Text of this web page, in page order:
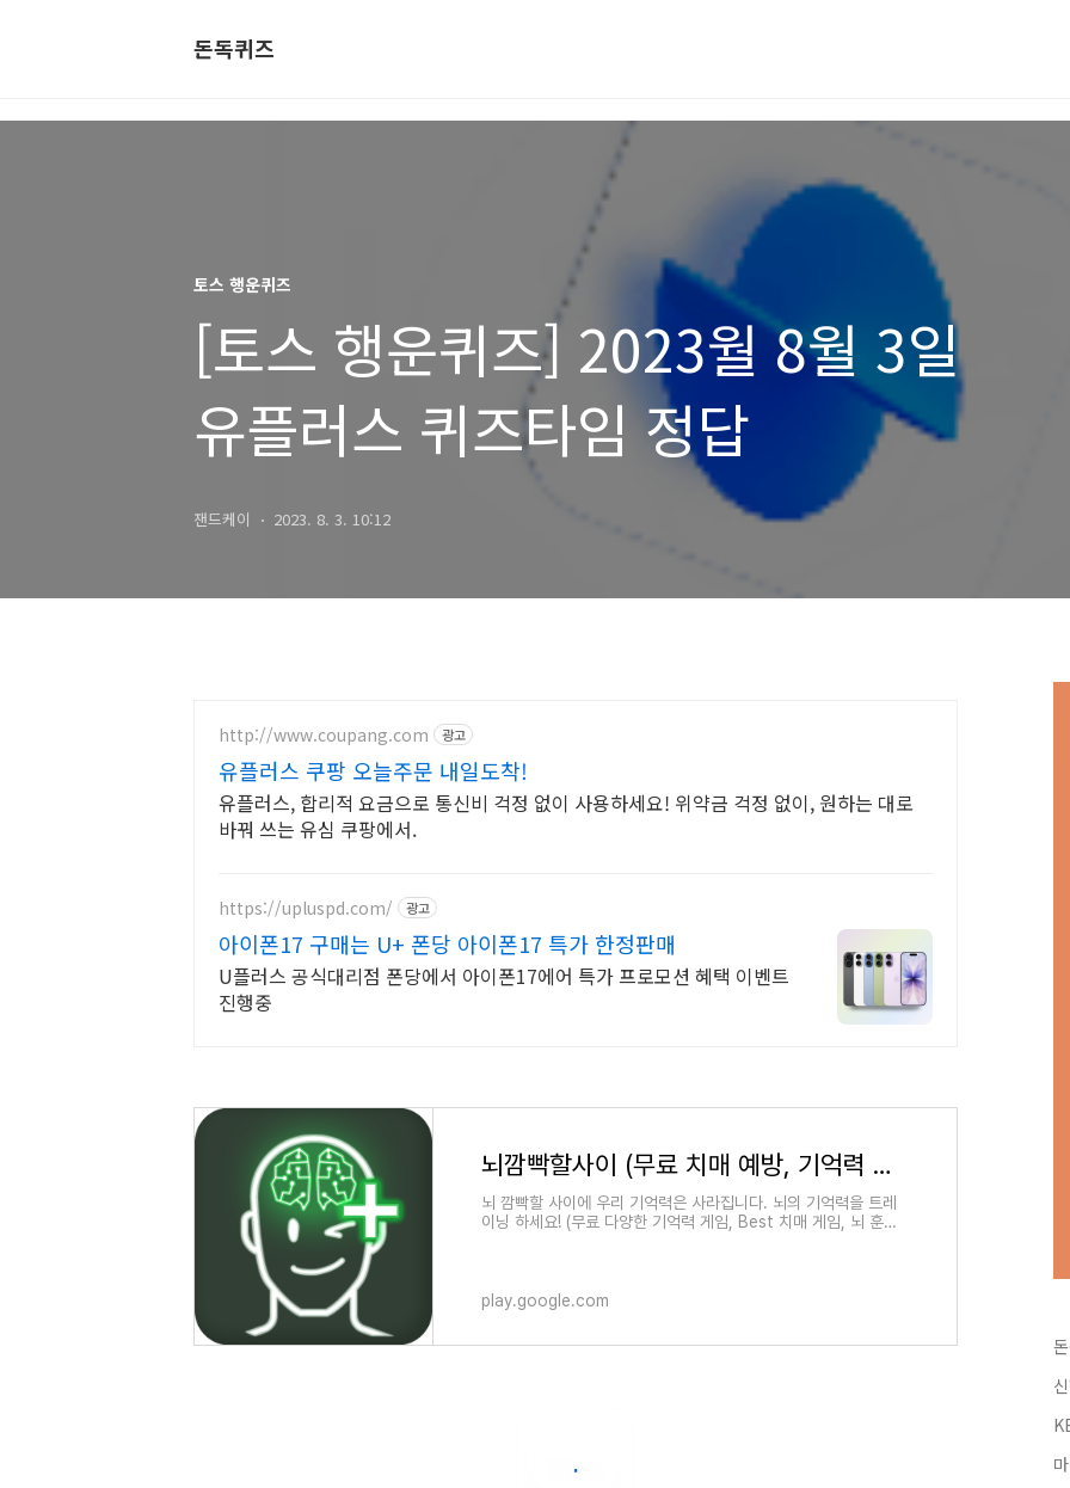
돈독퀴즈
토스 행운퀴즈
[토스 행운퀴즈] 2023월 8월 3일
유플러스 퀴즈타임 정답
잰드케이 2023. 8. 3. 10:12
http://www.coupang.com 광고
유플러스 쿠팡 오늘주문 내일도착!
유플러스, 합리적 요금으로 통신비 걱정 없이 사용하세요! 위약금 걱정 없이, 원하는 대로
바꿔 쓰는 유심 쿠팡에서.
https://upluspd.com/ 광고
아이폰17 구매는 U+ 폰당 아이폰17 특가 한정판매
U플러스 공식대리점 폰당에서 아이폰17에어 특가 프로모션 혜택 이벤트
진행중
뇌깜빡할사이 (무료 치매 예방, 기억력 게임, 뇌훈련) - Google Play 앱
뇌 깜빡할 사이에 우리 기억력은 사라집니다. 뇌의 기억력을 트레
이닝 하세요! (무료 다양한 기억력 게임, Best 치매 게임, 뇌 훈
play.google.com